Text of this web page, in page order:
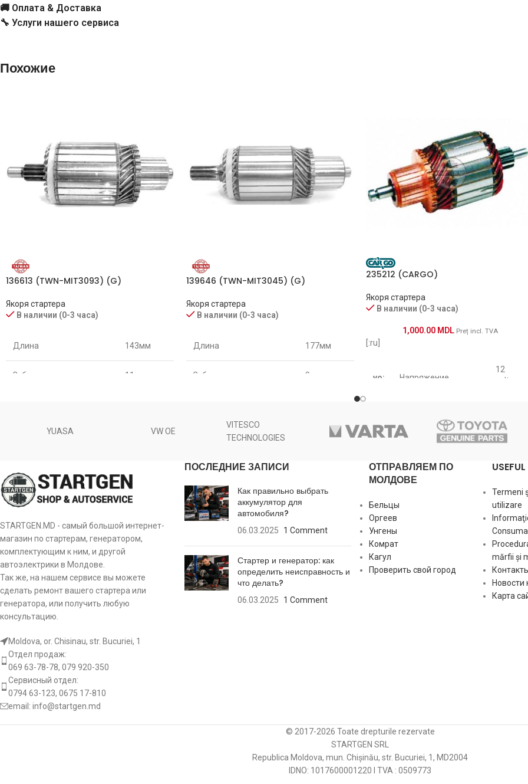
Cargo 132816, 335177
JRM1756
KRAUF SAB2816CL, SAB2816LC, SAB2816RD
Mercedes
0001513615, A0001513615
Orme
PE
Renault 7701044936, 7701044945, 8983501588
VOLVO 30862532, 9442503
WAI
WL 64-15-6967
🚚 Оплата & Доставка
🔧 Услуги нашего сервиса
Похожие
136613 (TWN-MIT3093) (G)
Якоря стартера
В наличии (0-3 часа)
Длина 143мм
Зубьев 11
139646 (TWN-MIT3045) (G)
Якоря стартера
В наличии (0-3 часа)
Длина 177мм
Зубьев 9
235212 (CARGO)
Якоря стартера
В наличии (0-3 часа)
1,000.00 MDL Preț incl. TVA
[:ru]
vo: Напряжение
12
volt
po: Мощность Квт
kw
le: Длина 146 mm
55 mm
sp: 14 pcs
el: 23 pcs
CR/ACR
Длина:
Зубьев:
YUASA VW OE
VITESCO
TECHNOLOGIES
STARTGEN.MD - самый большой интернет-
магазин по стартерам, генератором,
комплектующим к ним, и другой
автоэлектрики в Молдове.
Так же, на нашем сервисе вы можете
сделать ремонт вашего стартера или
генератора, или получить любую
консультацию.
Moldova, or. Chisinau, str. Bucuriei, 1
Отдел продаж:
069 63-78-78, 079 920-350
Сервисный отдел:
0794 63-123, 0675 17-810
email: info@startgen.md
ПОСЛЕДНИЕ ЗАПИСИ
Как правильно выбрать
аккумулятор для
автомобиля?
06.03.2025 1 Comment
Стартер и генератор: как
определить неисправность и
что делать?
06.03.2025 1 Comment
ОТПРАВЛЯЕМ ПО
МОЛДОВЕ
Бельцы
Оргеев
Унгены
Комрат
Кагул
Проверить свой город
Termeni
utilizare
mărfii și
Новости
Карта
© 2017-2026 Toate drepturile rezervate
STARTGEN SRL
Republica Moldova, mun. Chișinău, str. Bucuriei, 1, MD2004
IDNO: 1017600001220 I TVA : 0509773